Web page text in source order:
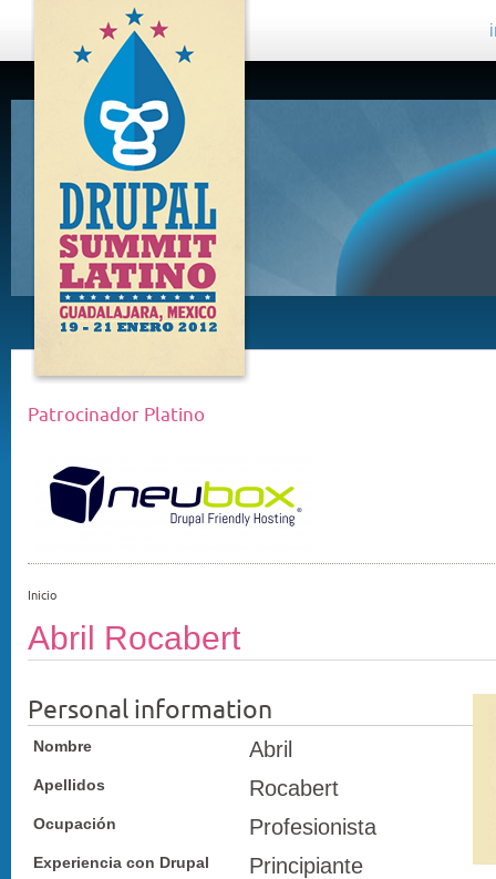
DRUPAL
SUMMIT
LATINO,
GUADALAJARA
2012
Patrocinador Platino
Inicio
Abril Rocabert
Personal information
Nombre Abril
Apellidos Rocabert
Ocupación Profesionista
Experiencia con Drupal Principiante